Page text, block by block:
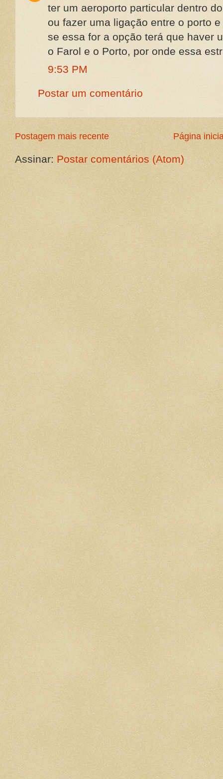
ter um aeroporto particular dentro
ou fazer uma ligação entre o porto
se essa for a opção terá que haver
o Farol e o Porto, por onde essa
9:53 PM
Postar um comentário
Postagem mais recente Página
Assinar: Postar comentários (Atom)